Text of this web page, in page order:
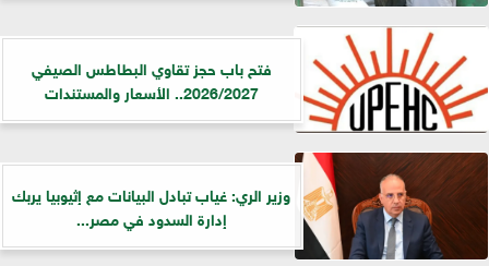
فتح باب حجز تقاوي البطاطس الصيفي
2026/2027.. الأسعار والمستندات
وزير الري: غياب تبادل البيانات مع إثيوبيا يربك
إدارة السدود في مصر...